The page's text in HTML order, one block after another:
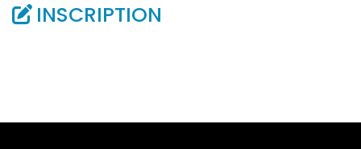
INSCRIPTION